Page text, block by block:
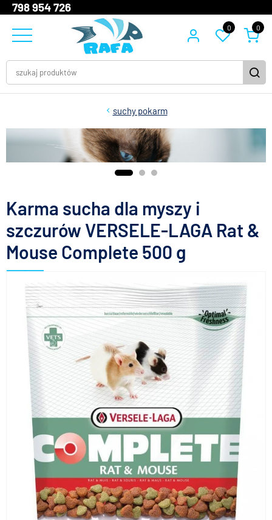
798 954 726
0 0
suchy pokarm
Karma sucha dla myszy i
szczurów VERSELE-LAGA Rat &
Mouse Complete 500 g